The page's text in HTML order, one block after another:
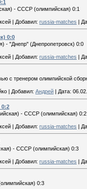
- СССР (олимпийская) 0:1
| Добавил: russia-matches |
0:0
- "Днепр" (Днепропетровск) 0:0
| Добавил: russia-matches |
с тренером олимпийской
Добавил: Андрей Дата:
0:2
- СССР (олимпийская) 0:2
| Добавил: russia-matches |
- СССР (олимпийская) 0:3
| Добавил: russia-matches |
0:3